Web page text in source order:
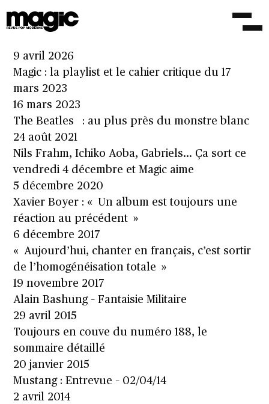
Boy George…: le cahier critique du 10 avril
9 avril 2026
Magic : la playlist et le cahier critique du 17
mars 2023
16 mars 2023
The Beatles : au plus près du monstre blanc
24 août 2021
Nils Frahm, Ichiko Aoba, Gabriels… Ça sort ce
vendredi 4 décembre et Magic aime
5 décembre 2020
Xavier Boyer : « Un album est toujours une
réaction au précédent »
6 décembre 2017
« Aujourd’hui, chanter en français, c’est sortir
de l’homogénéisation totale »
19 novembre 2017
Alain Bashung – Fantaisie Militaire
29 avril 2015
Toujours en couve du numéro 188, le
sommaire détaillé
20 janvier 2015
Mustang : Entrevue – 02/04/14
2 avril 2014